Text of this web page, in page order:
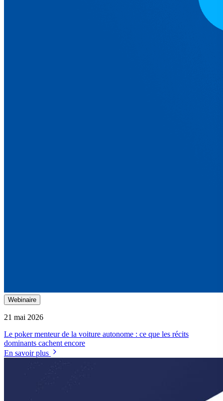
Webinaire
21 mai 2026
Le poker menteur de la voiture autonome : ce que les récits
dominants cachent encore
En savoir plus